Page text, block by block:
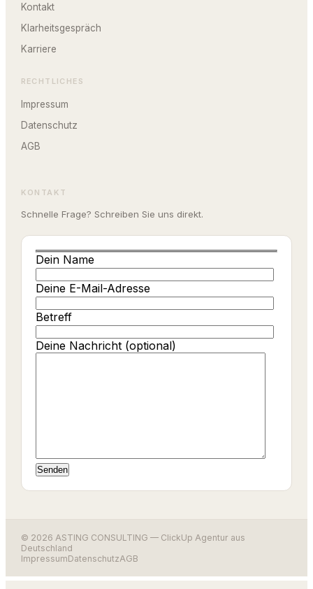
Kontakt
Klarheitsgespräch
Karriere
RECHTLICHES
Impressum
Datenschutz
AGB
KONTAKT
Schnelle Frage? Schreiben Sie uns direkt.
Dein Name
Deine E-Mail-Adresse
Betreff
Deine Nachricht (optional)
© 2026 ASTING CONSULTING — ClickUp Agentur aus
Deutschland
ImpressumDatenschutzAGB